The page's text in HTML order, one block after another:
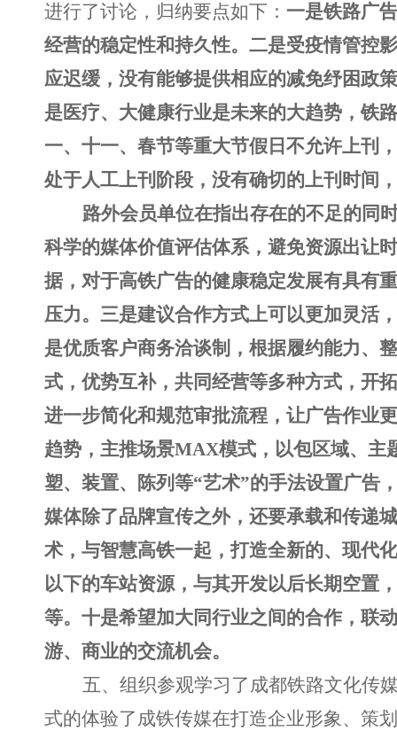
进行了讨论，归纳要点如下： 一是铁路广
经营的稳定性和持久性。二是受疫情管控
应迟缓，没有能够提供相应的减免纾困政
是医疗、大健康行业是未来的大趋势，铁
一、十一、春节等重大节假日不允许上刊
处于人工上刊阶段，没有确切的上刊时间
路外会员单位在指出存在的不足的同
科学的媒体价值评估体系，避免资源出让
据，对于高铁广告的健康稳定发展有具有
压力。三是建议合作方式上可以更加灵活
是优质客户商务洽谈制，根据履约能力、
式，优势互补，共同经营等多种方式，开
进一步简化和规范审批流程，让广告作业
趋势，主推场景MAX模式，以包区域、主
塑、装置、陈列等“艺术”的手法设置广告
媒体除了品牌宣传之外，还要承载和传递
术，与智慧高铁一起，打造全新的、现代
以下的车站资源，与其开发以后长期空置
等。十是希望加大同行业之间的合作，联
游、商业的交流机会。
五、组织参观学习了成都铁路文化传
式的体验了成铁传媒在打造企业形象、策